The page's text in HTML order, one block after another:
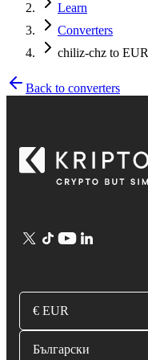
Learn
Converters
chiliz-chz to EUR
Back to converters
€ EUR
Български